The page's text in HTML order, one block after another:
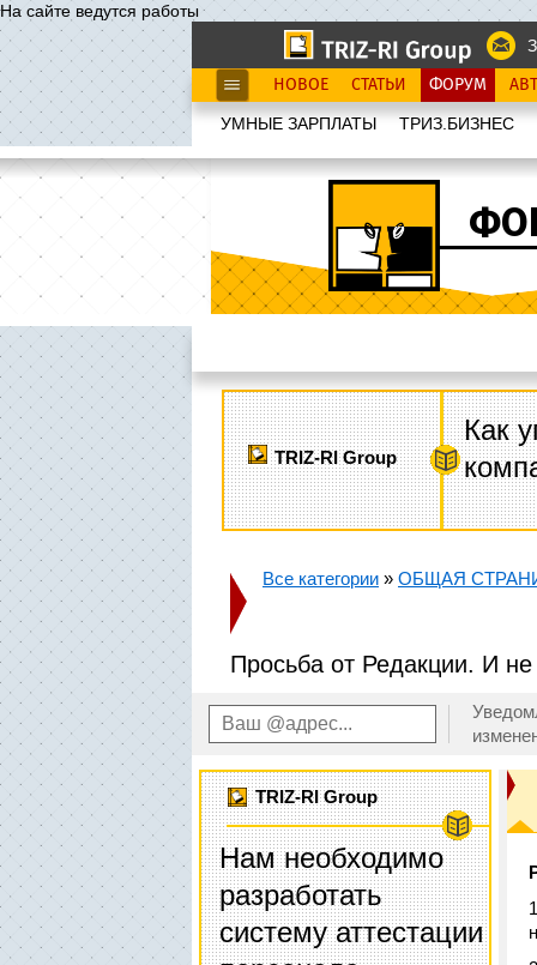
На сайте ведутся работы
НОВОЕ СТАТЬИ ФОРУМ
УМНЫЕ ЗАРПЛАТЫ ТРИЗ.БИЗНЕС
TRIZ-RI Group
Как
Все категории » ОБЩАЯ
Просьба от Редакции. И
TRIZ-RI Group
Нам необходимо
разработать
систему аттестации